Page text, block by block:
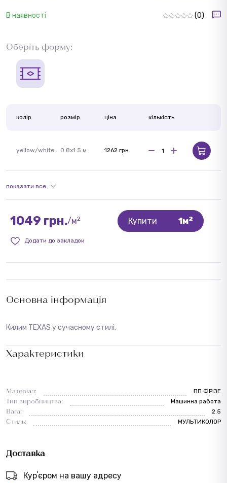
Основна інформація
Килим TEXAS у сучасному стилі.
Характеристики
Матеріал:
ПП ФРІЗЕ
Тип виробництва:
Машинна работа
Вага:
2.5
Стиль:
МУЛЬТИКОЛОР
Доставка
Курʼєром на вашу адресу
В наявності (0)
Оберіть форму:
колір розмір ціна кількість
yellow/white 0.8x1.5 м 1262 грн.
показати все
1049 грн./м2 Купити 1м2
Додати до закладок